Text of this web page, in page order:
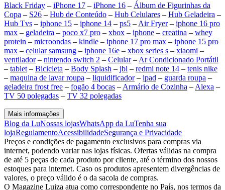
Black Friday – iPhone 17 – iPhone 16 – Álbum de Figurinhas da
Copa – S26 – Hub de Conteúdo – Hub Celulares – Hub Geladeira –
Hub Tvs – iphone 15 – iphone 14 – ps5 – Air Fryer– iphone 16 pro
max – geladeira – poco x7 pro – xbox – iphone – creatina – whey
protein – microondas – kindle – iphone 17 pro max – iphone 15 pro
max – celular samsung – iphone 16e – xbox series s – xiaomi –
ventilador– nintendo switch 2 – Celular– Ar Condicionado Portátil
– tablet – Bicicleta – Body Splash – jbl – redmi note 14 – tenis nike
– maquina de lavar roupa – liquidificador– ipad – guarda roupa –
geladeira frost free – fogão 4 bocas – Armário de Cozinha – Alexa –
TV 50 polegadas – TV 32 polegadas
Mais informações
Blog da LuNossas lojasWhatsApp da LuTenha sua
lojaRegulamentoAcessibilidadeSegurança e Privacidade
Preços e condições de pagamento exclusivos para compras via
internet, podendo variar nas lojas físicas. Ofertas válidas na compra
de até 5 peças de cada produto por cliente, até o término dos nossos
estoques para internet. Caso os produtos apresentem divergências de
valores, o preço válido é o da sacola de compras.
O Magazine Luiza atua como correspondente no País, nos termos da